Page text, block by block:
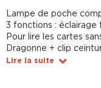
Lampe de poche
3 fonctions : éclairage
Pour lire les cartes
Dragonne + clip
Lire la suite